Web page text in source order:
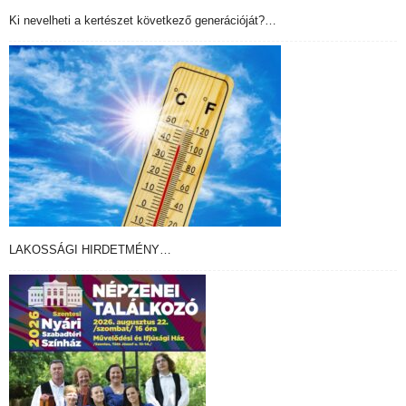
Ki nevelheti a kertészet következő generációját?…
LAKOSSÁGI HIRDETMÉNY…